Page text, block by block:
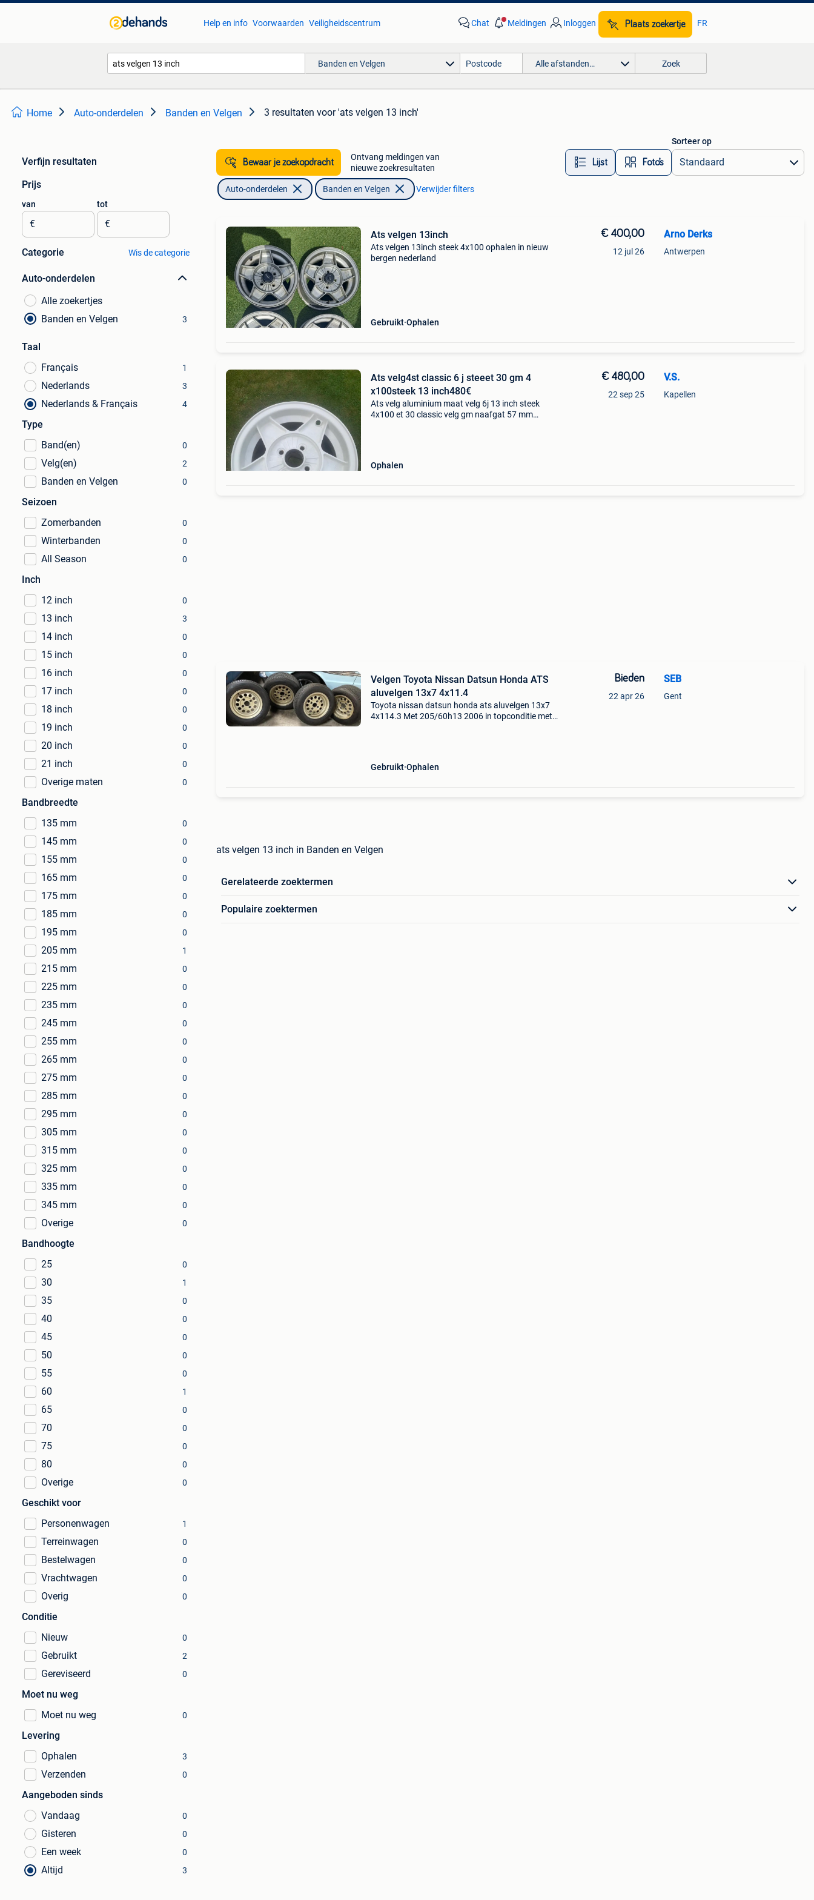
Help en info Voorwaarden Veiligheidscentrum Chat Meldingen Inloggen Plaats zoekertje FR
Banden en Velgen Alle afstanden… Zoek
Home Auto-onderdelen Banden en Velgen 3 resultaten voor 'ats velgen 13 inch'
Verfijn resultaten
Prijs
van
€
tot
€
Categorie Wis de categorie
Auto-onderdelen
Alle zoekertjes
Banden en Velgen
3
Taal
Français
1
Nederlands 3
Nederlands & Français 4
Type
Band(en)
0
Velg(en) 2
Banden en Velgen 0
Seizoen
Zomerbanden
0
Winterbanden 0
All Season 0
Inch
12 inch
0
13 inch 3
14 inch 0
15 inch 0
16 inch 0
17 inch 0
18 inch 0
19 inch 0
20 inch 0
21 inch 0
Overige maten 0
Bandbreedte
135 mm
0
145 mm 0
155 mm 0
165 mm 0
175 mm 0
185 mm 0
195 mm 0
205 mm 1
215 mm 0
225 mm 0
235 mm 0
245 mm 0
255 mm 0
265 mm 0
275 mm 0
285 mm 0
295 mm 0
305 mm 0
315 mm 0
325 mm 0
335 mm 0
345 mm 0
Overige 0
Bandhoogte
25
0
30 1
35 0
40 0
45 0
50 0
55 0
60 1
65 0
70 0
75 0
80 0
Overige 0
Geschikt voor
Personenwagen
1
Terreinwagen 0
Bestelwagen 0
Vrachtwagen 0
Overig 0
Conditie
Nieuw
0
Gebruikt 2
Gereviseerd 0
Moet nu weg
Moet nu weg
0
Levering
Ophalen
3
Verzenden 0
Aangeboden sinds
Vandaag
0
Gisteren 0
Een week 0
Altijd 3
Bewaar je zoekopdracht
Ontvang meldingen van
nieuwe zoekresultaten
Lijst Foto’s
Sorteer op
Auto-onderdelen Banden en Velgen Verwijder filters
Ats velgen 13inch
Ats velgen 13inch steek 4x100 ophalen in nieuw
bergen nederland
Gebruikt Ophalen
€ 400,00
12 jul 26
Arno Derks
Antwerpen
Ats velg4st classic 6 j steeet 30 gm 4
x100steek 13 inch480€
Ats velg aluminium maat velg 6j 13 inch steek
4x100 et 30 classic velg gm naafgat 57 mm
Ophalen
€ 480,00
22 sep 25
V.S.
Kapellen
Velgen Toyota Nissan Datsun Honda ATS
aluvelgen 13x7 4x11.4
Toyota nissan datsun honda ats aluvelgen 13x7
4x114.3 Met 205/60h13 2006 in topconditie met
Gebruikt Ophalen
Bieden
22 apr 26
SEB
Gent
ats velgen 13 inch in Banden en Velgen
Gerelateerde zoektermen
Populaire zoektermen